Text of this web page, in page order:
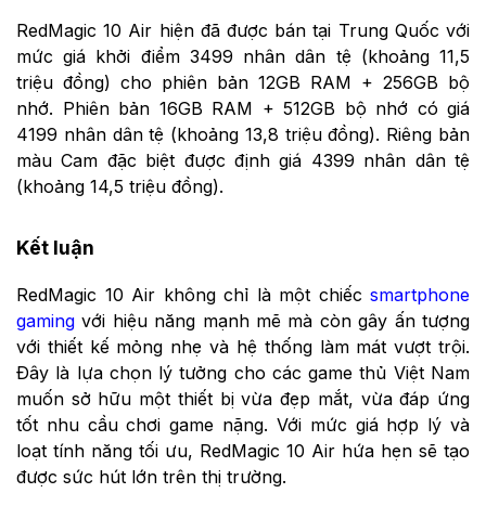
RedMagic 10 Air hiện đã được bán tại Trung Quốc với
mức giá khởi điểm 3499 nhân dân tệ (khoảng 11,5
triệu đồng) cho phiên bản 12GB RAM + 256GB bộ
nhớ. Phiên bản 16GB RAM + 512GB bộ nhớ có giá
4199 nhân dân tệ (khoảng 13,8 triệu đồng). Riêng bản
màu Cam đặc biệt được định giá 4399 nhân dân tệ
(khoảng 14,5 triệu đồng).
Kết luận
RedMagic 10 Air không chỉ là một chiếc smartphone
gaming với hiệu năng mạnh mẽ mà còn gây ấn tượng
với thiết kế mỏng nhẹ và hệ thống làm mát vượt trội.
Đây là lựa chọn lý tưởng cho các game thủ Việt Nam
muốn sở hữu một thiết bị vừa đẹp mắt, vừa đáp ứng
tốt nhu cầu chơi game nặng. Với mức giá hợp lý và
loạt tính năng tối ưu, RedMagic 10 Air hứa hẹn sẽ tạo
được sức hút lớn trên thị trường.